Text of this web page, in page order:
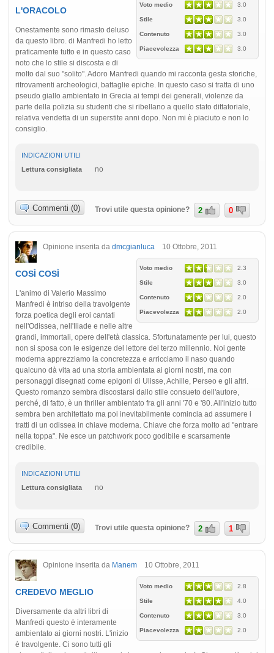
Voto medio 3.0
Stile 3.0
Contenuto 3.0
Piacevolezza 3.0
L'ORACOLO
Onestamente sono rimasto deluso
da questo libro. di Manfredi ho letto
praticamente tutto e in questo caso
noto che lo stile si discosta e di
molto dal suo "solito". Adoro Manfredi quando mi racconta gesta storiche,
ritrovamenti archeologici, battaglie epiche. In questo caso si tratta di uno
pseudo giallo ambientato in Grecia ai tempi dei generali, violenze da
parte della polizia su studenti che si ribellano a quello stato dittatoriale,
relativa vendetta di un superstite anni dopo. Non mi è piaciuto e non lo
consiglio.
INDICAZIONI UTILI
Lettura consigliata
no
Commenti (0) Trovi utile questa opinione? 2 0
Opinione inserita da dmcgianluca 10 Ottobre, 2011
Voto medio 2.3
Stile 3.0
Contenuto 2.0
Piacevolezza 2.0
COSÌ COSÌ
L'animo di Valerio Massimo
Manfredi è intriso della travolgente
forza poetica degli eroi cantati
nell'Odissea, nell'Iliade e nelle altre
grandi, immortali, opere dell'età classica. Sfortunatamente per lui, questo
non si sposa con le esigenze del lettore del terzo millennio. Noi gente
moderna apprezziamo la concretezza e arricciamo il naso quando
qualcuno dà vita ad una storia ambientata ai giorni nostri, ma con
personaggi disegnati come epigoni di Ulisse, Achille, Perseo e gli altri.
Questo romanzo sembra discostarsi dallo stile consueto dell'autore,
perché, di fatto, è un thriller ambientato fra gli anni '70 e '80. All'inizio tutto
sembra ben architettato ma poi inevitabilmente comincia ad assumere i
tratti di un odissea in chiave moderna. Chiave che forza molto ad "entrare
nella toppa". Ne esce un patchwork poco godibile e scarsamente
credibile.
INDICAZIONI UTILI
Lettura consigliata
no
Commenti (0) Trovi utile questa opinione? 2 1
Opinione inserita da Manem 10 Ottobre, 2011
Voto medio 2.8
Stile 4.0
Contenuto 3.0
Piacevolezza 2.0
CREDEVO MEGLIO
Diversamente da altri libri di
Manfredi questo è interamente
ambientato ai giorni nostri. L'inizio
è travolgente. Ci sono tutti gli